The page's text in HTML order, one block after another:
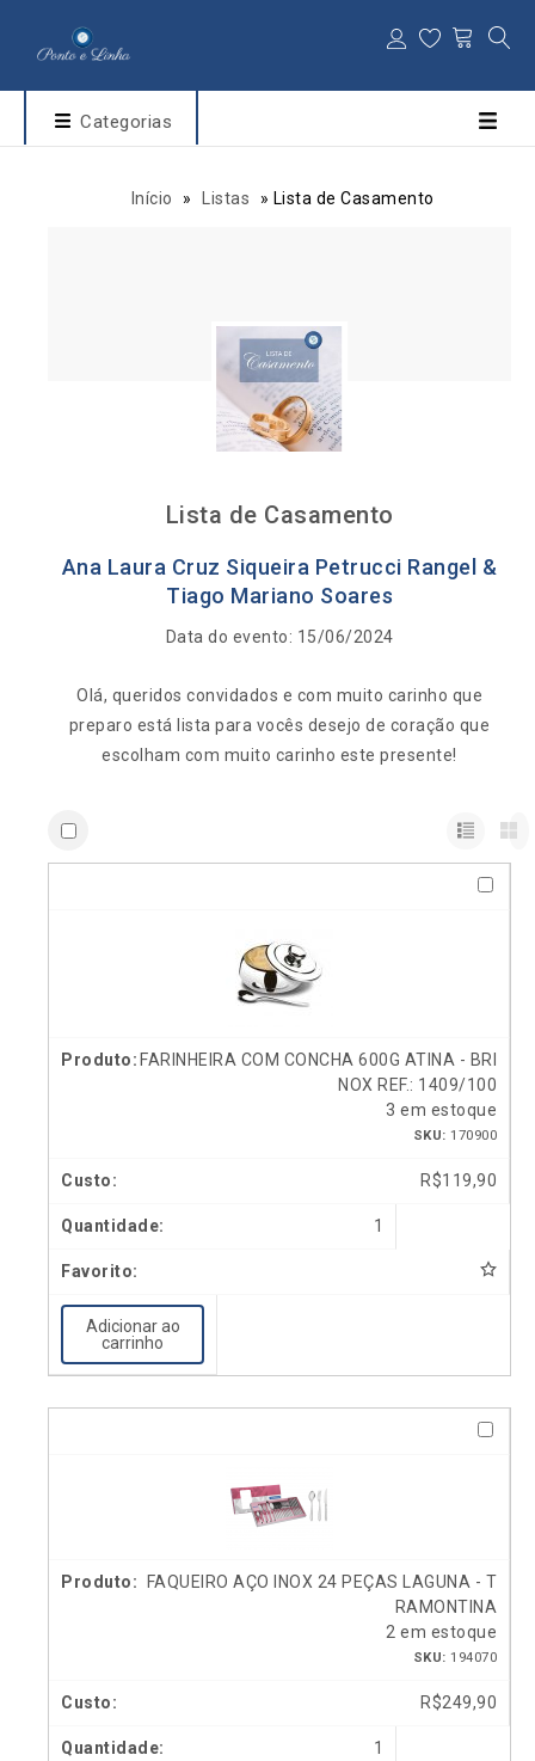
Categorias
Início » Listas » Lista de Casamento
Lista de Casamento
Ana Laura Cruz Siqueira Petrucci Rangel &
Tiago Mariano Soares
Data do evento: 15/06/2024
Olá, queridos convidados e com muito carinho que
preparo está lista para vocês desejo de coração que
escolham com muito carinho este presente!
FARINHEIRA COM CONCHA 600G ATINA - BRI
NOX REF.: 1409/100
3 em estoque
SKU: 170900
R$119,90
1
Adicionar ao
carrinho
FAQUEIRO AÇO INOX 24 PEÇAS LAGUNA - T
RAMONTINA
2 em estoque
SKU: 194070
R$249,90
1